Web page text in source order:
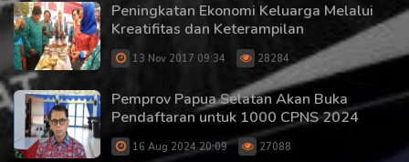
Peningkatan Ekonomi Keluarga Melalui
Kreatifitas dan Keterampilan
13 Nov 2017 09:34 28284
Pemprov Papua Selatan Akan Buka
Pendaftaran untuk 1000 CPNS 2024
16 Aug 2024 20:09 27088